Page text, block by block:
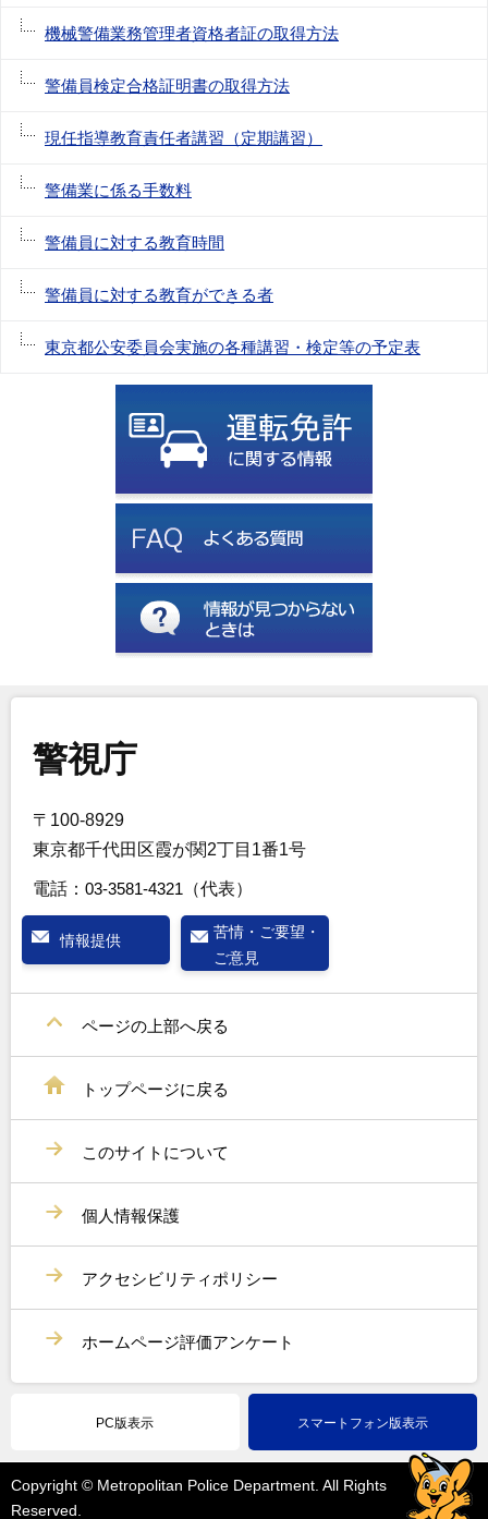
機械警備業務管理者資格者証の取得方法
警備員検定合格証明書の取得方法
現任指導教育責任者講習（定期講習）
警備業に係る手数料
警備員に対する教育時間
警備員に対する教育ができる者
東京都公安委員会実施の各種講習・検定等の予定表
警視庁
〒100-8929
東京都千代田区霞が関2丁目1番1号
電話： 03-3581-4321 （代表）
情報提供
苦情・ご要望・
ご意見
ページの上部へ戻る
トップページに戻る
このサイトについて
個人情報保護
アクセシビリティポリシー
ホームページ評価アンケート
PC版表示 スマートフォン版表示
Copyright © Metropolitan Police Department. All Rights
Reserved.